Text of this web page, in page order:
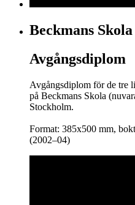
Beckmans Skola
Avgångsdiplom
Avgångsdiplom för de tre
på Beckmans Skola
Stockholm.
Format: 385x500 mm,
(2002–04)